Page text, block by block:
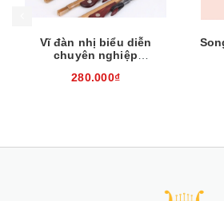
Vĩ đàn nhị biểu diễn
chuyên nghiệp
280.000₫